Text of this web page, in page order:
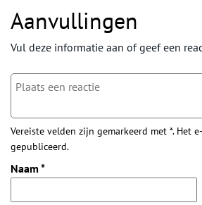
Aanvullingen
Vul deze informatie aan of geef een
Vereiste velden zijn gemarkeerd met *. Het
gepubliceerd.
Naam *